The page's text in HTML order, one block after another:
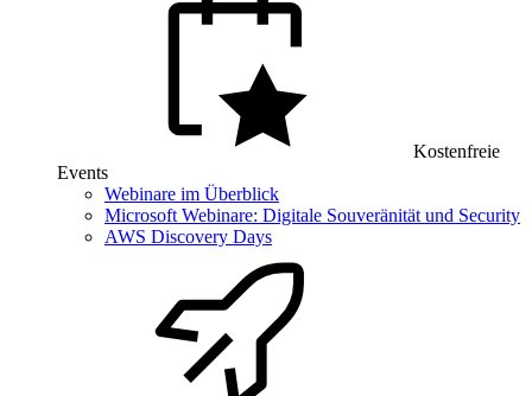
Kostenfreie
Events
Webinare im Überblick
Microsoft Webinare: Digitale Souveränität und Security
AWS Discovery Days